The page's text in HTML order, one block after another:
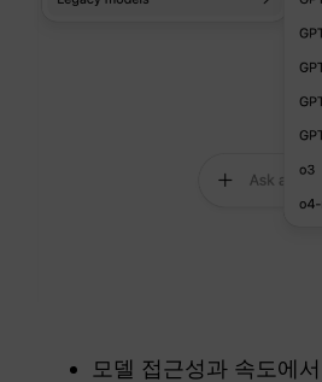
모델 접근성과 속도에